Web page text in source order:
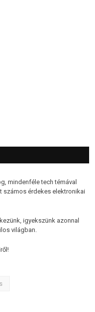
mindenféle tech témával
érdekes elektronikai
igyekszünk azonnal
világban.